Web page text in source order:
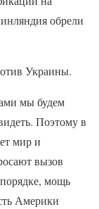
обрели
Украины.
мы будем
Поэтому в
мир и
вызов
мощь
Америки